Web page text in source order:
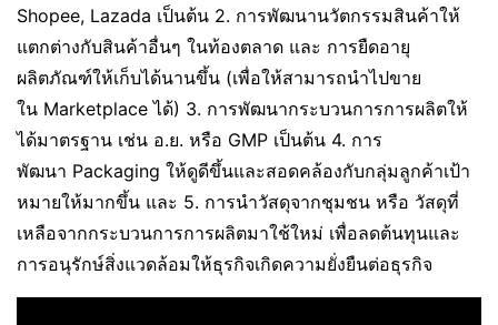
Shopee, Lazada เป็นต้น 2. การพัฒนานวัตกรรมสินค้าให้
แตกต่างกับสินค้าอื่นๆ ในท้องตลาด และ การยืดอายุ
ผลิตภัณฑ์ให้เก็บได้นานขึ้น (เพื่อให้สามารถนำไปขาย
ใน Marketplace ได้) 3. การพัฒนากระบวนการการผลิตให้
ได้มาตรฐาน เช่น อ.ย. หรือ GMP เป็นต้น 4. การ
พัฒนา Packaging ให้ดูดีขึ้นและสอดคล้องกับกลุ่มลูกค้าเป้า
หมายให้มากขึ้น และ 5. การนำวัสดุจากชุมชน หรือ วัสดุที่
เหลือจากกระบวนการการผลิตมาใช้ใหม่ เพื่อลดต้นทุนและ
การอนุรักษ์สิ่งแวดล้อมให้ธุรกิจเกิดความยั่งยืนต่อธุรกิจ